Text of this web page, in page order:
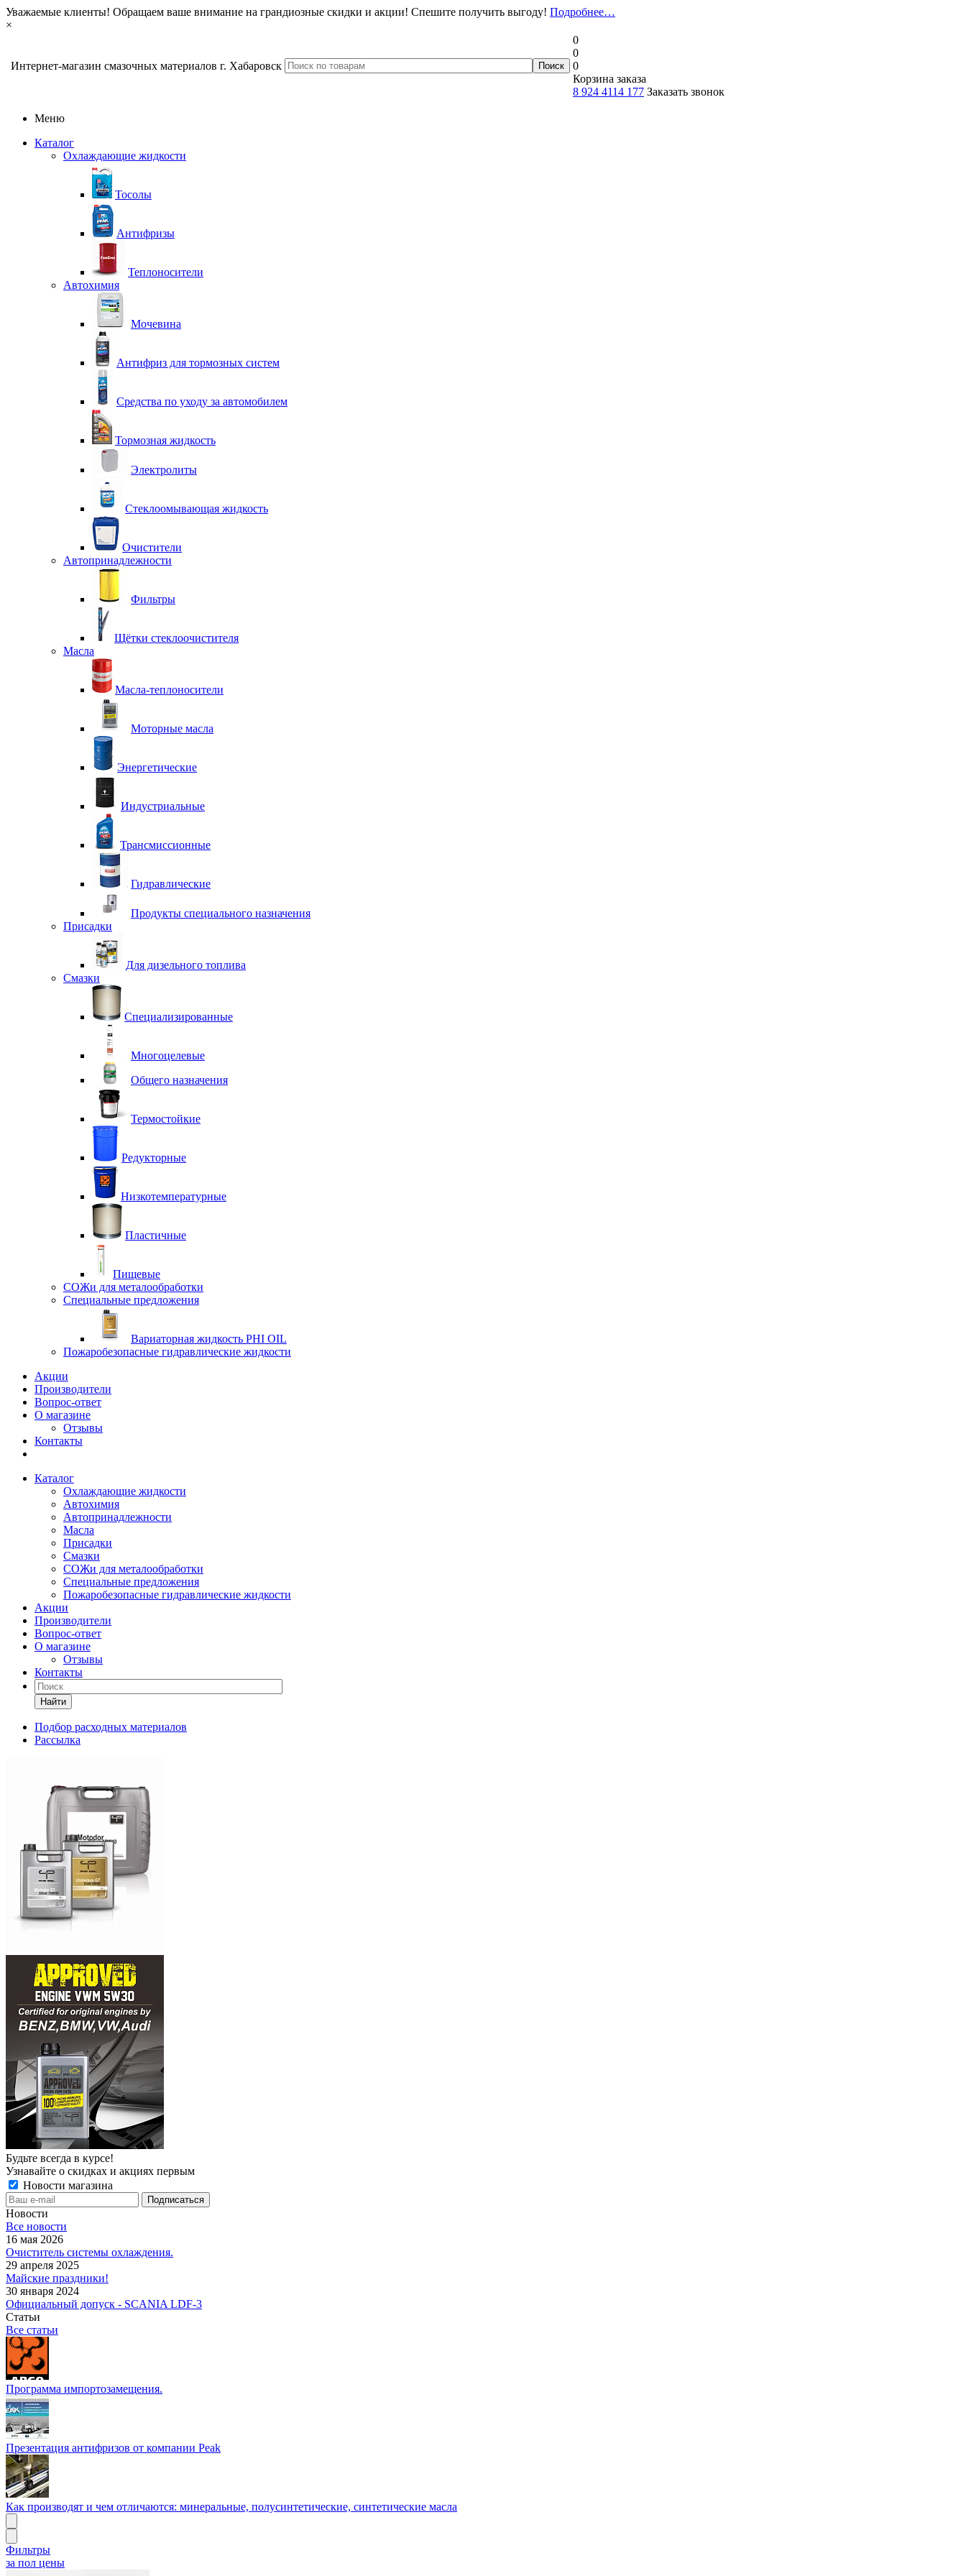
Уважаемые клиенты! Обращаем ваше внимание на грандиозные скидки и акции! Спешите получить выгоду! Подробнее…
×
Интернет-магазин смазочных материалов г. Хабаровск
0
0
0
Корзина заказа
8 924 4114 177 Заказать звонок
Меню
Каталог
Охлаждающие жидкости
Тосолы
Антифризы
Теплоносители
Автохимия
Мочевина
Антифриз для тормозных систем
Средства по уходу за автомобилем
Тормозная жидкость
Электролиты
Стеклоомывающая жидкость
Очистители
Автопринадлежности
Фильтры
Щётки стеклоочистителя
Масла
Масла-теплоносители
Моторные масла
Энергетические
Индустриальные
Трансмиссионные
Гидравлические
Продукты специального назначения
Присадки
Для дизельного топлива
Смазки
Специализированные
Многоцелевые
Общего назначения
Термостойкие
Редукторные
Низкотемпературные
Пластичные
Пищевые
СОЖи для металообработки
Специальные предложения
Вариаторная жидкость PHI OIL
Пожаробезопасные гидравлические жидкости
Акции
Производители
Вопрос-ответ
О магазине
Отзывы
Контакты
Каталог
Охлаждающие жидкости
Автохимия
Автопринадлежности
Масла
Присадки
Смазки
СОЖи для металообработки
Специальные предложения
Пожаробезопасные гидравлические жидкости
Акции
Производители
Вопрос-ответ
О магазине
Отзывы
Контакты
Найти
Подбор расходных материалов
Рассылка
Будьте всегда в курсе!
Узнавайте о скидках и акциях первым
Новости магазина
Новости
Все новости
16 мая 2026
Очиститель системы охлаждения.
29 апреля 2025
Майские праздники!
30 января 2024
Официальный допуск - SCANIA LDF-3
Статьи
Все статьи
Программа импортозамещения.
Презентация антифризов от компании Peak
Как производят и чем отличаются: минеральные, полусинтетические, синтетические масла
Фильтры
за пол цены